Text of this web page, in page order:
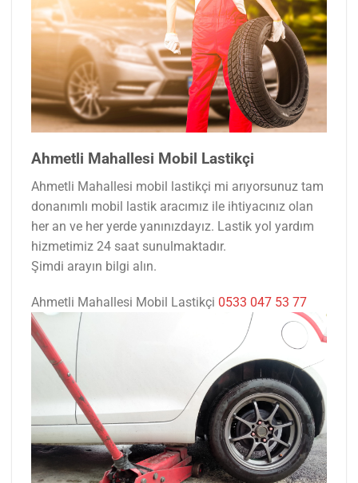
Ahmetli Mahallesi Mobil Lastikçi
Ahmetli Mahallesi mobil lastikçi mi arıyorsunuz tam
donanımlı mobil lastik aracımız ile ihtiyacınız olan
her an ve her yerde yanınızdayız. Lastik yol yardım
hizmetimiz 24 saat sunulmaktadır.
Şimdi arayın bilgi alın.
Ahmetli Mahallesi Mobil Lastikçi 0533 047 53 77